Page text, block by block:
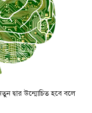
দ্বার উন্মোচিত হবে বলে